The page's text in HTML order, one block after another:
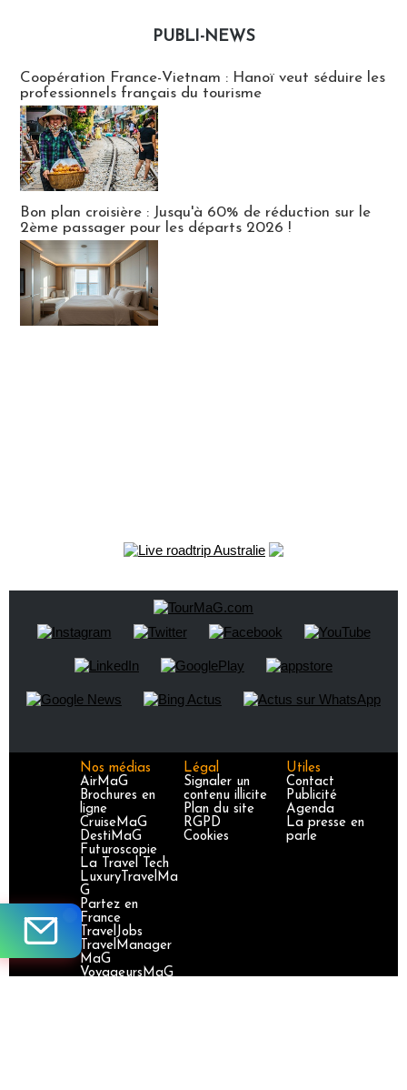
PUBLI-NEWS
Coopération France-Vietnam : Hanoï veut séduire les
professionnels français du tourisme
Bon plan croisière : Jusqu'à 60% de réduction sur le
2ème passager pour les départs 2026 !
Nos médias
AirMaG
Brochures en
ligne
CruiseMaG
DestiMaG
Futuroscopie
La Travel Tech
LuxuryTravelMa
G
Partez en
France
TravelJobs
TravelManager
MaG
VoyageursMaG
Légal
Signaler un
contenu illicite
Plan du site
RGPD
Cookies
Utiles
Contact
Publicité
Agenda
La presse en
parle